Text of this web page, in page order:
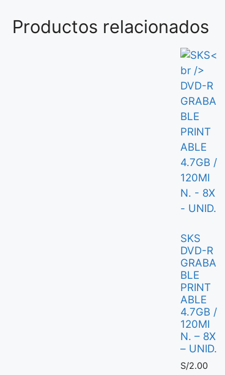
Productos relacionados
SKS
DVD-R
GRABA
BLE
PRINT
ABLE
4.7GB /
120MI
N. – 8X
– UNID.
S/2.00